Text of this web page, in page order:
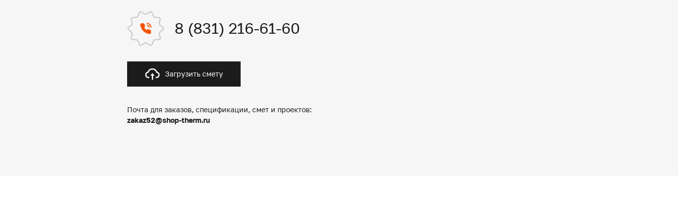
8 (831) 216-61-60
Загрузить смету
Почта для заказов, спецификации, смет и проектов:
zakaz52@shop-therm.ru